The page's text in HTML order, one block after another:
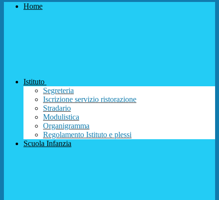
Home
Istituto
Segreteria
Iscrizione servizio ristorazione
Stradario
Modulistica
Organigramma
Regolamento Istituto e plessi
Scuola Infanzia